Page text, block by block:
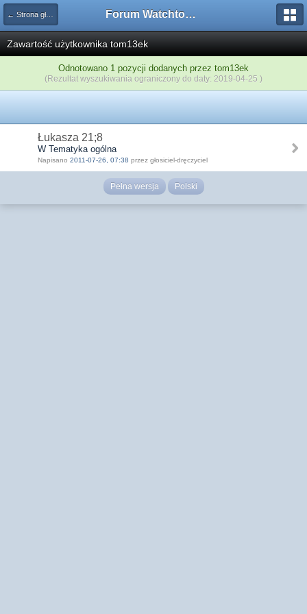
← Strona główna Forum Watchtower
Zawartość użytkownika tom13ek
Odnotowano 1 pozycji dodanych przez tom13ek
(Rezultat wyszukiwania ograniczony do daty: 2019-04-25 )
Łukasza 21;8
W Tematyka ogólna
Napisano 2011-07-26, 07:38 przez głosiciel-dręczyciel
Pełna wersja Polski